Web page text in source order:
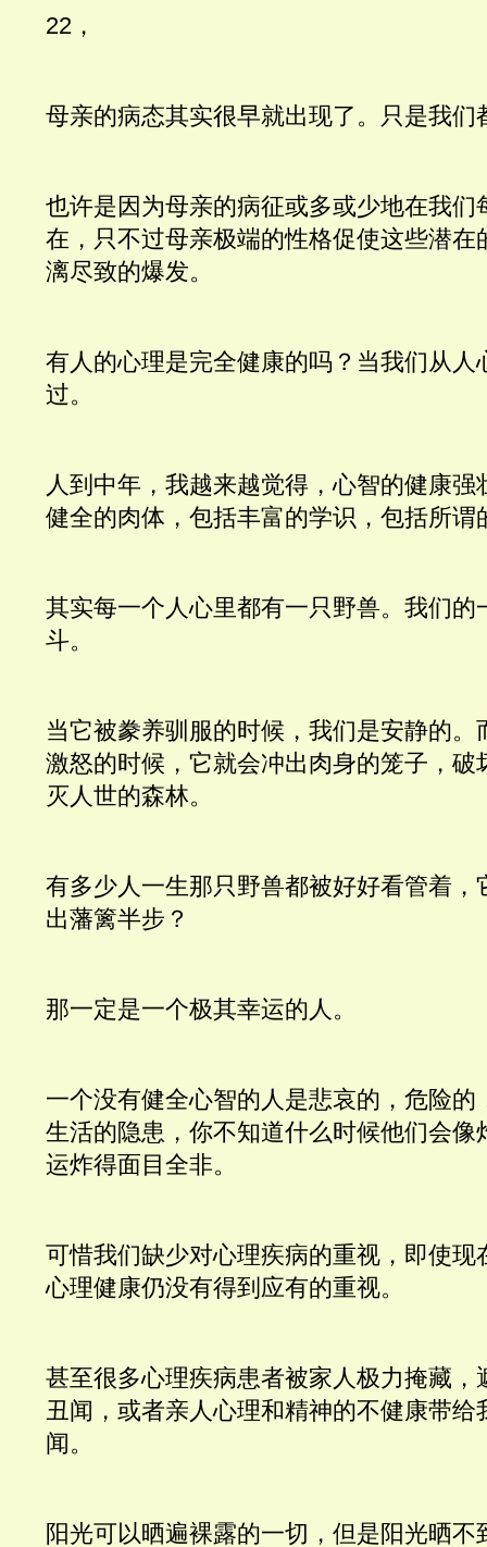
22，
母亲的病态其实很早就出现了。只是我们
也许是因为母亲的病征或多或少地在我们
在，只不过母亲极端的性格促使这些潜在
漓尽致的爆发。
有人的心理是完全健康的吗？当我们从人
过。
人到中年，我越来越觉得，心智的健康强
健全的肉体，包括丰富的学识，包括所谓
其实每一个人心里都有一只野兽。我们的
斗。
当它被豢养驯服的时候，我们是安静的。
激怒的时候，它就会冲出肉身的笼子，破
灭人世的森林。
有多少人一生那只野兽都被好好看管着，
出藩篱半步？
那一定是一个极其幸运的人。
一个没有健全心智的人是悲哀的，危险的
生活的隐患，你不知道什么时候他们会像
运炸得面目全非。
可惜我们缺少对心理疾病的重视，即使现
心理健康仍没有得到应有的重视。
甚至很多心理疾病患者被家人极力掩藏，
丑闻，或者亲人心理和精神的不健康带给
闻。
阳光可以晒遍裸露的一切，但是阳光晒不